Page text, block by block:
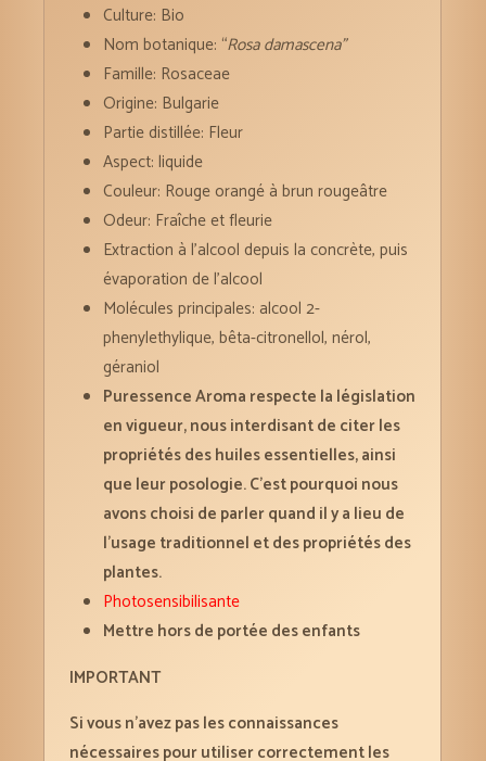
Culture: Bio
Nom botanique: “Rosa damascena”
Famille: Rosaceae
Origine: Bulgarie
Partie distillée: Fleur
Aspect: liquide
Couleur: Rouge orangé à brun rougeâtre
Odeur: Fraîche et fleurie
Extraction à l’alcool depuis la concrète, puis
évaporation de l’alcool
Molécules principales: alcool 2-
phenylethylique, bêta-citronellol, nérol,
géraniol
Puressence Aroma respecte la législation
en vigueur, nous interdisant de citer les
propriétés des huiles essentielles, ainsi
que leur posologie. C’est pourquoi nous
avons choisi de parler quand il y a lieu de
l’usage traditionnel et des propriétés des
plantes.
Photosensibilisante
Mettre hors de portée des enfants
IMPORTANT
Si vous n’avez pas les connaissances
nécessaires pour utiliser correctement les